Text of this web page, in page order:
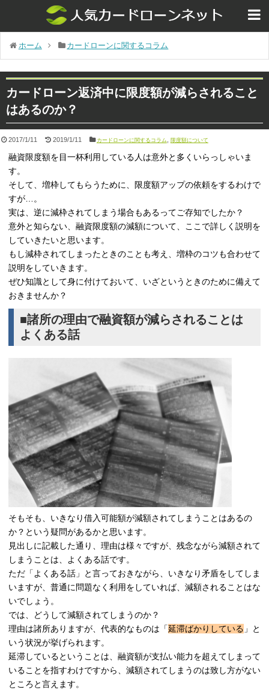
ホーム カードローンに関するコラム
カードローン返済中に限度額が減らされること
はあるのか？
2017/1/11 2019/1/11 カードローンに関するコラム 限度額について
融資限度額を目一杯利用している人は意外と多くいらっしゃいま
す。
そして、増枠してもらうために、限度額アップの依頼をするわけで
すが…。
実は、逆に減枠されてしまう場合もあるってご存知でしたか？
意外と知らない、融資限度額の減額について、ここで詳しく説明を
していきたいと思います。
もし減枠されてしまったときのことも考え、増枠のコツも合わせて
説明をしていきます。
ぜひ知識として身に付けておいて、いざというときのために備えて
おきませんか？
■諸所の理由で融資額が減らされることは
よくある話
そもそも、いきなり借入可能額が減額されてしまうことはあるの
か？という疑問があるかと思います。
見出しに記載した通り、理由は様々ですが、残念ながら減額されて
しまうことは、よくある話です。
ただ「よくある話」と言っておきながら、いきなり矛盾をしてしま
いますが、普通に問題なく利用をしていれば、減額されることはな
いでしょう。
では、どうして減額されてしまうのか？
理由は諸所ありますが、代表的なものは「延滞ばかりしている 」と
いう状況が挙げられます。
延滞しているということは、融資額が支払い能力を超えてしまって
いることを指すわけですから、減額されてしまうのは致し方がない
ところと言えます。